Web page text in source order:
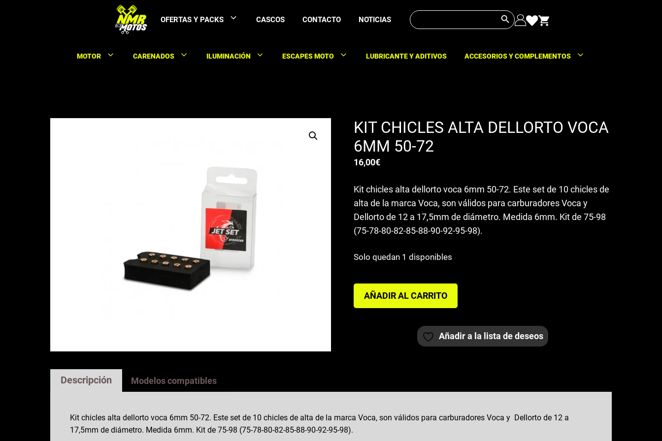
OFERTAS Y PACKS CASCOS CONTACTO NOTICIAS Buscar: Botón de búsqueda
MOTOR CARENADOS ILUMINACIÓN ESCAPES MOTO LUBRICANTE Y ADITIVOS ACCESORIOS Y COMPLEMENTOS
KIT CHICLES ALTA DELLORTO VOCA
6MM 50-72
16,00€
Kit chicles alta dellorto voca 6mm 50-72. Este set de 10 chicles de
alta de la marca Voca, son válidos para carburadores Voca y
Dellorto de 12 a 17,5mm de diámetro. Medida 6mm. Kit de 75-98
(75-78-80-82-85-88-90-92-95-98).
Solo quedan 1 disponibles
KIT
CHICLES
ALTA
cantidad
AÑADIR AL CARRITO
Añadir a la lista de deseos
Descripción Modelos compatibles
Kit chicles alta dellorto voca 6mm 50-72. Este set de 10 chicles de alta de la marca Voca, son válidos para carburadores Voca y Dellorto de 12 a
17,5mm de diámetro. Medida 6mm. Kit de 75-98 (75-78-80-82-85-88-90-92-95-98).